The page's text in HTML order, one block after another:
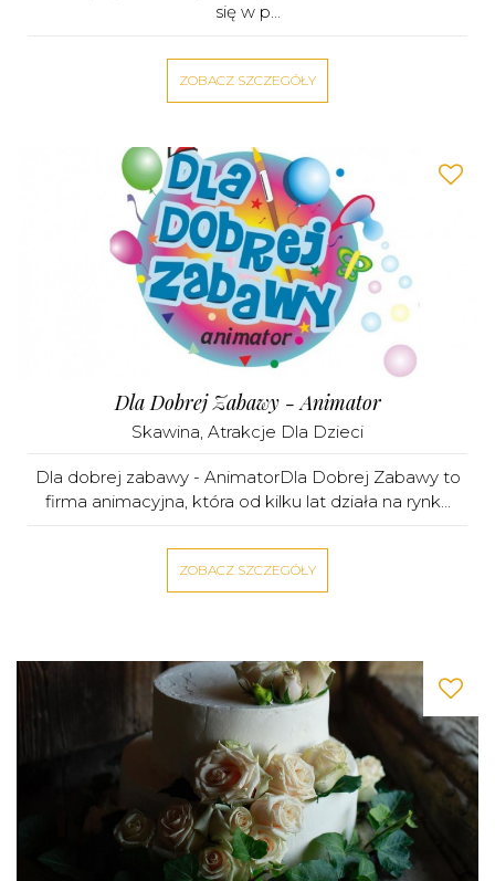
się w p...
ZOBACZ SZCZEGÓŁY
Dla Dobrej Zabawy - Animator
Skawina, Atrakcje Dla Dzieci
Dla dobrej zabawy - AnimatorDla Dobrej Zabawy to
firma animacyjna, która od kilku lat działa na rynk...
ZOBACZ SZCZEGÓŁY